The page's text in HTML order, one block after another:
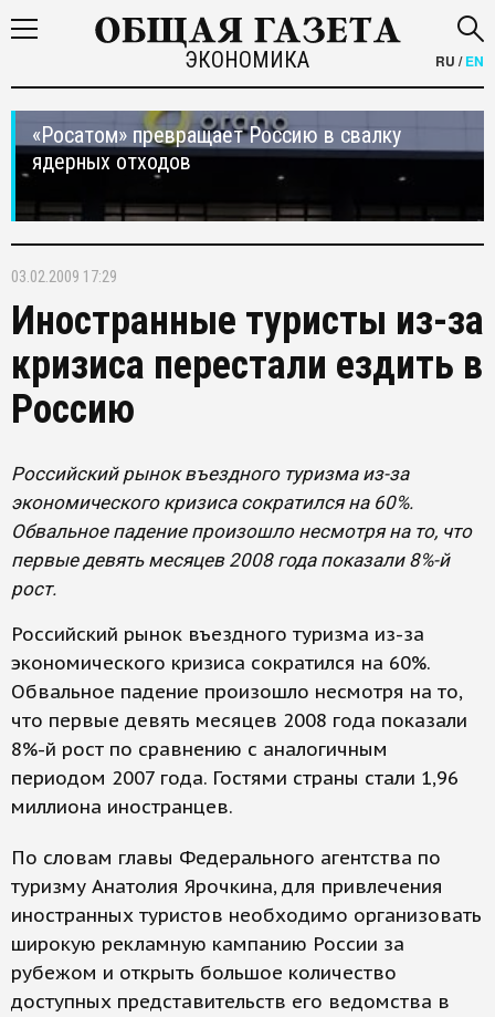
ЭКОНОМИКА RU /EN
«Росатом» превращает Россию в свалку
ядерных отходов
03.02.2009 17:29
Иностранные туристы из-за
кризиса перестали ездить в
Россию
Российский рынок въездного туризма из-за
экономического кризиса сократился на 60%.
Обвальное падение произошло несмотря на то, что
первые девять месяцев 2008 года показали 8%-й
рост.
Российский рынок въездного туризма из-за
экономического кризиса сократился на 60%.
Обвальное падение произошло несмотря на то,
что первые девять месяцев 2008 года показали
8%-й рост по сравнению с аналогичным
периодом 2007 года. Гостями страны стали 1,96
миллиона иностранцев.
По словам главы Федерального агентства по
туризму Анатолия Ярочкина, для привлечения
иностранных туристов необходимо организовать
широкую рекламную кампанию России за
рубежом и открыть большое количество
доступных представительств его ведомства в